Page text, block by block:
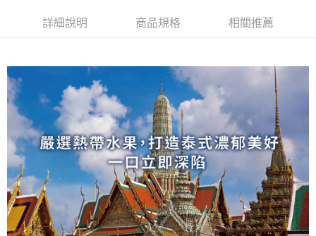
詳細說明 商品規格 相關推薦